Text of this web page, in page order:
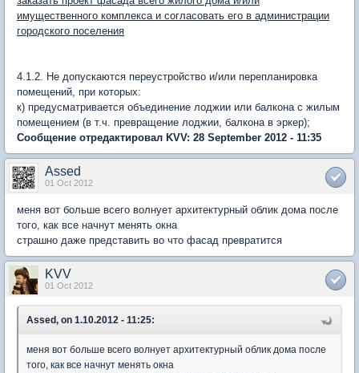
имущественного комплекса и согласовать его в администрации
городского поселения
4.1.2. Не допускаются переустройство и/или перепланировка
помещений, при которых:
к) предусматривается объединение лоджии или балкона с жилым
помещением (в т.ч. превращение лоджии, балкона в эркер);
Сообщение отредактировал KVV: 28 September 2012 - 11:35
Assed
01 Oct 2012
меня вот больше всего волнует архитектурный облик дома после
того, как все начнут менять окна
страшно даже представить во что фасад превратится
KVV
01 Oct 2012
Assed, on 1.10.2012 - 11:25:
меня вот больше всего волнует архитектурный облик дома после
того, как все начнут менять окна